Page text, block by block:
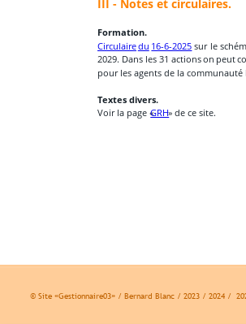
© Site «Gestionnaire03» / Bernard Blanc / 2023 / 2024 /
III - Notes et circulaires.
Formation.
Circulairedu 16-6-2025 sur le
2029. Dans les 31 actionson peut
pour les agents de la
Textes divers.
Voir la page «GRH» de ce site.